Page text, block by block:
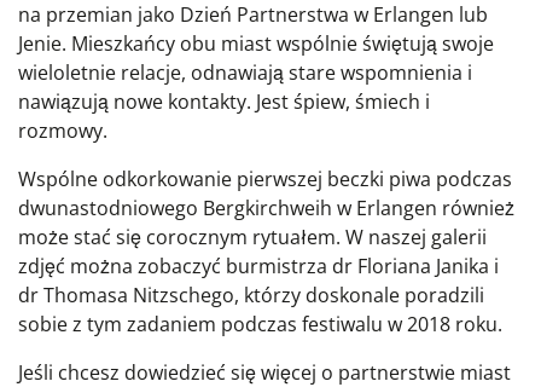
na przemian jako Dzień Partnerstwa w Erlangen lub
Jenie. Mieszkańcy obu miast wspólnie świętują swoje
wieloletnie relacje, odnawiają stare wspomnienia i
nawiązują nowe kontakty. Jest śpiew, śmiech i
rozmowy.
Wspólne odkorkowanie pierwszej beczki piwa podczas
dwunastodniowego Bergkirchweih w Erlangen również
może stać się corocznym rytuałem. W naszej galerii
zdjęć można zobaczyć burmistrza dr Floriana Janika i
dr Thomasa Nitzschego, którzy doskonale poradzili
sobie z tym zadaniem podczas festiwalu w 2018 roku.
Jeśli chcesz dowiedzieć się więcej o partnerstwie miast